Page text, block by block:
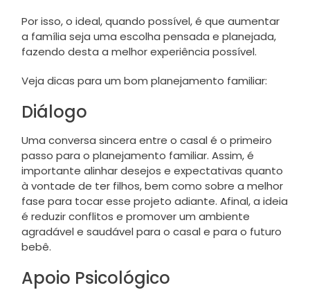
Por isso, o ideal, quando possível, é que aumentar
a família seja uma escolha pensada e planejada,
fazendo desta a melhor experiência possível.
Veja dicas para um bom planejamento familiar:
Diálogo
Uma conversa sincera entre o casal é o primeiro
passo para o planejamento familiar. Assim, é
importante alinhar desejos e expectativas quanto
à vontade de ter filhos, bem como sobre a melhor
fase para tocar esse projeto adiante. Afinal, a ideia
é reduzir conflitos e promover um ambiente
agradável e saudável para o casal e para o futuro
bebê.
Apoio Psicológico